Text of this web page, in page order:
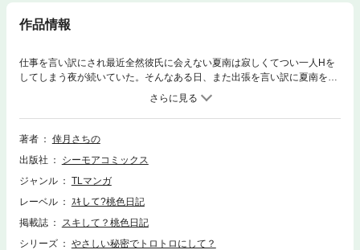
作品情報
仕事を言い訳にされ最近全然彼氏に会えない夏南は寂しくてつい一人Hを
してしまう夜が続いていた。そんなある日、また出張を言い訳に夏南を避
ける彼との電話中に受話器の向こうから女の子の声が漏れてきて…？ヤな
予感を胸に彼氏の部屋に駆け込んだ夏南が、押入れの中で見付けたもの
は…！？【桃色日記】
著者
倖月さちの
出版社
シーモアコミックス
ジャンル
TLマンガ
レーベル
ｽｷして?桃色日記
掲載誌
スキして？桃色日記
シリーズ
やさしい秘密でトロトロにして？